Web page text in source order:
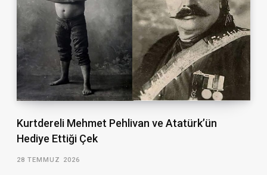
Kurtdereli Mehmet Pehlivan ve Atatürk’ün
Hediye Ettiği Çek
28 TEMMUZ 2026